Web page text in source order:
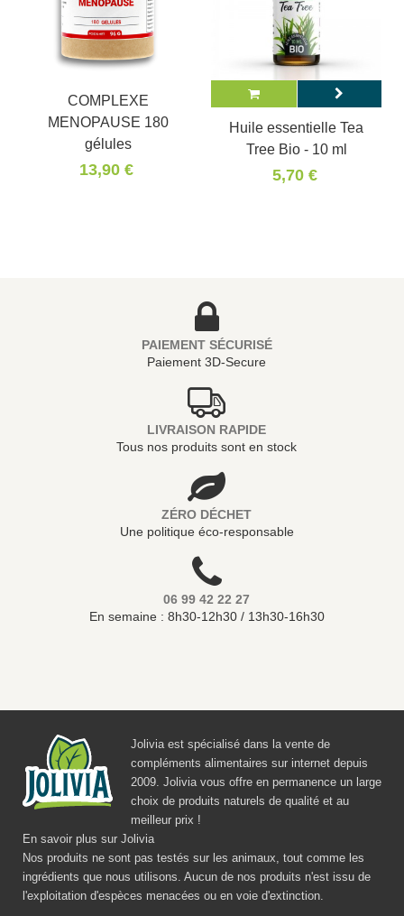
COMPLEXE
MENOPAUSE 180
gélules
13,90 €
Huile essentielle Tea
Tree Bio - 10 ml
5,70 €
PAIEMENT SÉCURISÉ
Paiement 3D-Secure
LIVRAISON RAPIDE
Tous nos produits sont en stock
ZÉRO DÉCHET
Une politique éco-responsable
06 99 42 22 27
En semaine : 8h30-12h30 / 13h30-16h30
Jolivia est spécialisé dans la vente de
compléments alimentaires sur internet depuis
2009. Jolivia vous offre en permanence un large
choix de produits naturels de qualité et au
meilleur prix !
En savoir plus sur Jolivia
Nos produits ne sont pas testés sur les animaux, tout comme les
ingrédients que nous utilisons. Aucun de nos produits n'est issu de
l'exploitation d'espèces menacées ou en voie d'extinction.